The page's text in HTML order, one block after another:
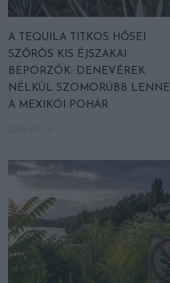
A TEQUILA TITKOS HŐSEI
SZŐRÖS KIS ÉJSZAKAI
BEPORZÓK: DENEVÉREK
NÉLKÜL SZOMORÚBB LENNE
A MEXIKÓI POHÁR